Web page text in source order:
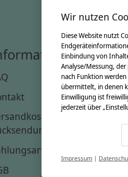
&
Video
Wir nutzen
Diese Website nutzt
Einbindung von
Analyse/Messung,
nach Funktion
übermittelt, in denen
Einwilligung ist
jederzeit über
Impressum |